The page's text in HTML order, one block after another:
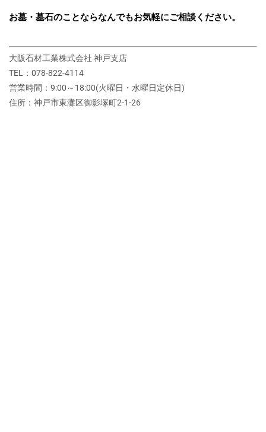
お墓・墓石のことならなんでもお気軽にご相談ください。
大阪石材工業株式会社 神戸支店
TEL：078-822-4114
営業時間：9:00～18:00(火曜日・水曜日定休日)
住所：神戸市東灘区御影塚町2‐1‐26